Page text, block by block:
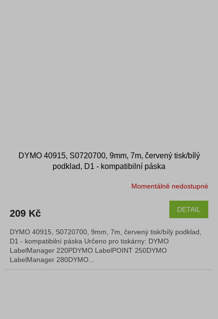
DYMO 40915, S0720700, 9mm, 7m, červený tisk/bílý
podklad, D1 - kompatibilní páska
Momentálně nedostupné
209 Kč DETAIL
DYMO 40915, S0720700, 9mm, 7m, červený tisk/bílý podklad,
D1 - kompatibilní páska Určeno pro tiskárny: DYMO
LabelManager 220PDYMO LabelPOINT 250DYMO
LabelManager 280DYMO...